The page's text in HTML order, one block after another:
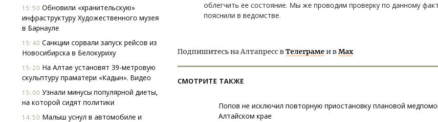
15:50 Обновили «хранительскую»
инфраструктуру Художественного музея
в Барнауле
15:40 Санкции сорвали запуск рейсов из
Новосибирска в Белокуриху
15:20 На Алтае установят 39-метровую
скульптуру праматери «Кадын». Видео
15:00 Узнали минусы популярной диеты,
на которой сидят политики
14:50 Малыш уснул в автомобиле и
облегчить ее состояние. Мы же проводим проверку по данному
пояснили в ведомстве.
Подпишитесь на Алтапресс вТелеграмеи вMax
СМОТРИТЕ ТАКЖЕ
Попов не исключил повторную приостановку плановой
Алтайском крае